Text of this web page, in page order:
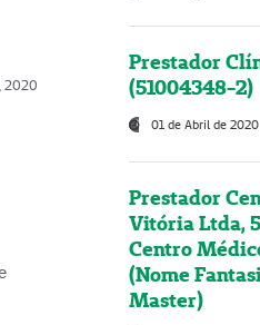
2020
Prestador
(51004348-2)
01 de Abril de 2020
Prestador
Vitória Ltda,
Centro
(Nome
Master)